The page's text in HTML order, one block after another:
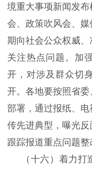
境重大事项新闻发
会、政策吹风会、
期向社会公众权威
关注热点问题。加
开，对涉及群众切
开。各地要按照省
部署，通过报纸、
传先进典型，曝光
跟踪报道重点问题整
（十六）着力